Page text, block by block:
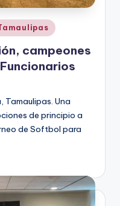
campeones
Tamaulipas. Una
de principio a
de Softbol para